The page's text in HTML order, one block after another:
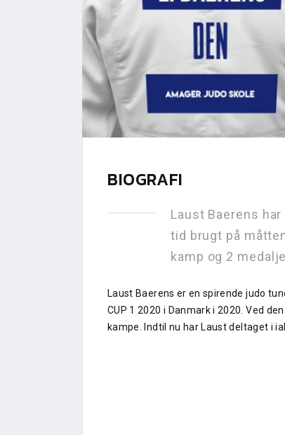
BIOGRAFI
Laust Baerens
tid brugt på
kamp og 2
Laust Baerens er en spirende judo
CUP 1 2020 i Danmark i 2020. Ved
kampe. Indtil nu har Laust deltaget i